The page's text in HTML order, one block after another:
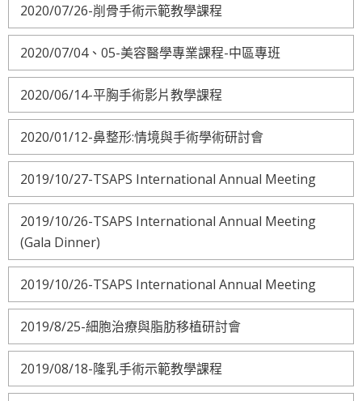
2020/07/26-削骨手術示範教學課程
2020/07/04、05-美容醫學專業課程-中區專班
2020/06/14-平胸手術影片教學課程
2020/01/12-鼻整形:情境與手術學術研討會
2019/10/27-TSAPS International Annual Meeting
2019/10/26-TSAPS International Annual Meeting
(Gala Dinner)
2019/10/26-TSAPS International Annual Meeting
2019/8/25-細胞治療與脂肪移植研討會
2019/08/18-隆乳手術示範教學課程